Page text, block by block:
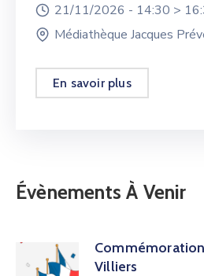
21/11/2026 - 14:30 >
Médiathèque Jacques
En savoir plus
Évènements À Venir
Villiers